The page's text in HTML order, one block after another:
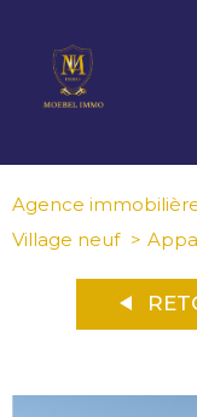
Agence
Village neuf